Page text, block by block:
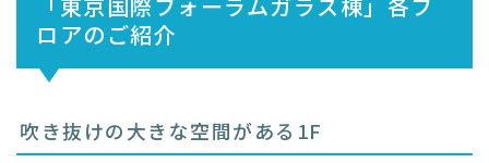
「東京国際フォーラムガラス棟」各フ
ロアのご紹介
吹き抜けの大きな空間がある1F